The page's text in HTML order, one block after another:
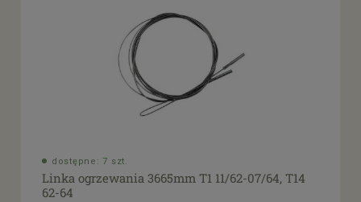
dostępne: 7 szt.
Linka ogrzewania 3665mm T1 11/62-07/64, T14
62-64